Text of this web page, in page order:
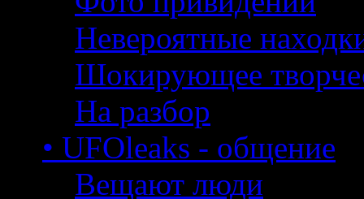
Невероятные
Шокирующее
На разбор
• UFOleaks - общение
Вещают люди